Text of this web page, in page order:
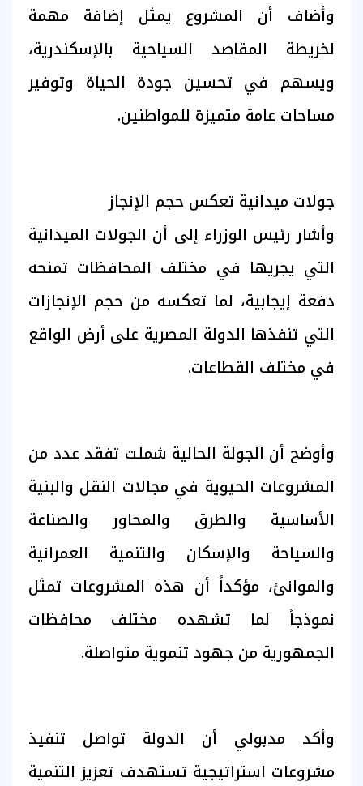
وأضاف أن المشروع يمثل إضافة مهمة
لخريطة المقاصد السياحية بالإسكندرية،
ويسهم في تحسين جودة الحياة وتوفير
مساحات عامة متميزة للمواطنين.
جولات ميدانية تعكس حجم الإنجاز
وأشار رئيس الوزراء إلى أن الجولات الميدانية
التي يجريها في مختلف المحافظات تمنحه
دفعة إيجابية، لما تعكسه من حجم الإنجازات
التي تنفذها الدولة المصرية على أرض الواقع
في مختلف القطاعات.
وأوضح أن الجولة الحالية شملت تفقد عدد من
المشروعات الحيوية في مجالات النقل والبنية
الأساسية والطرق والمحاور والصناعة
والسياحة والإسكان والتنمية العمرانية
والموانئ، مؤكداً أن هذه المشروعات تمثل
نموذجاً لما تشهده مختلف محافظات
الجمهورية من جهود تنموية متواصلة.
وأكد مدبولي أن الدولة تواصل تنفيذ
مشروعات استراتيجية تستهدف تعزيز التنمية